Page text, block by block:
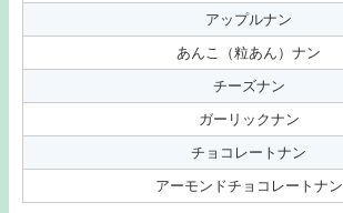
アップルナン
あんこ（粒あん）ナン
チーズナン
ガーリックナン
チョコレートナン
アーモンドチョコレートナン